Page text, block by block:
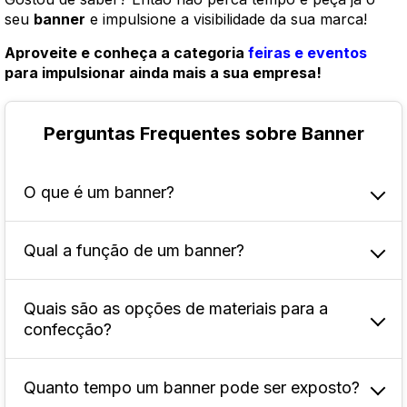
seu banner e impulsione a visibilidade da sua marca!
Aproveite e conheça a categoria feiras e eventos
para impulsionar ainda mais a sua empresa!
Perguntas Frequentes sobre Banner
O que é um banner?
Ele é uma peça publicitária visual impressa,
geralmente em formato retangular ou quadrado,
usada para promover marcas, produtos,
serviços ou eventos.
Qual a função de um banner?
A função principal é atrair a atenção do público
e promover uma mensagem de forma rápida e
impactante. Ele tem a capacidade de chamar a
atenção de pessoas que estão passando pelo
Quais são as opções de materiais para a
confecção?
Podem ser produzidos em diferentes materiais,
Quanto tempo um banner pode ser exposto?